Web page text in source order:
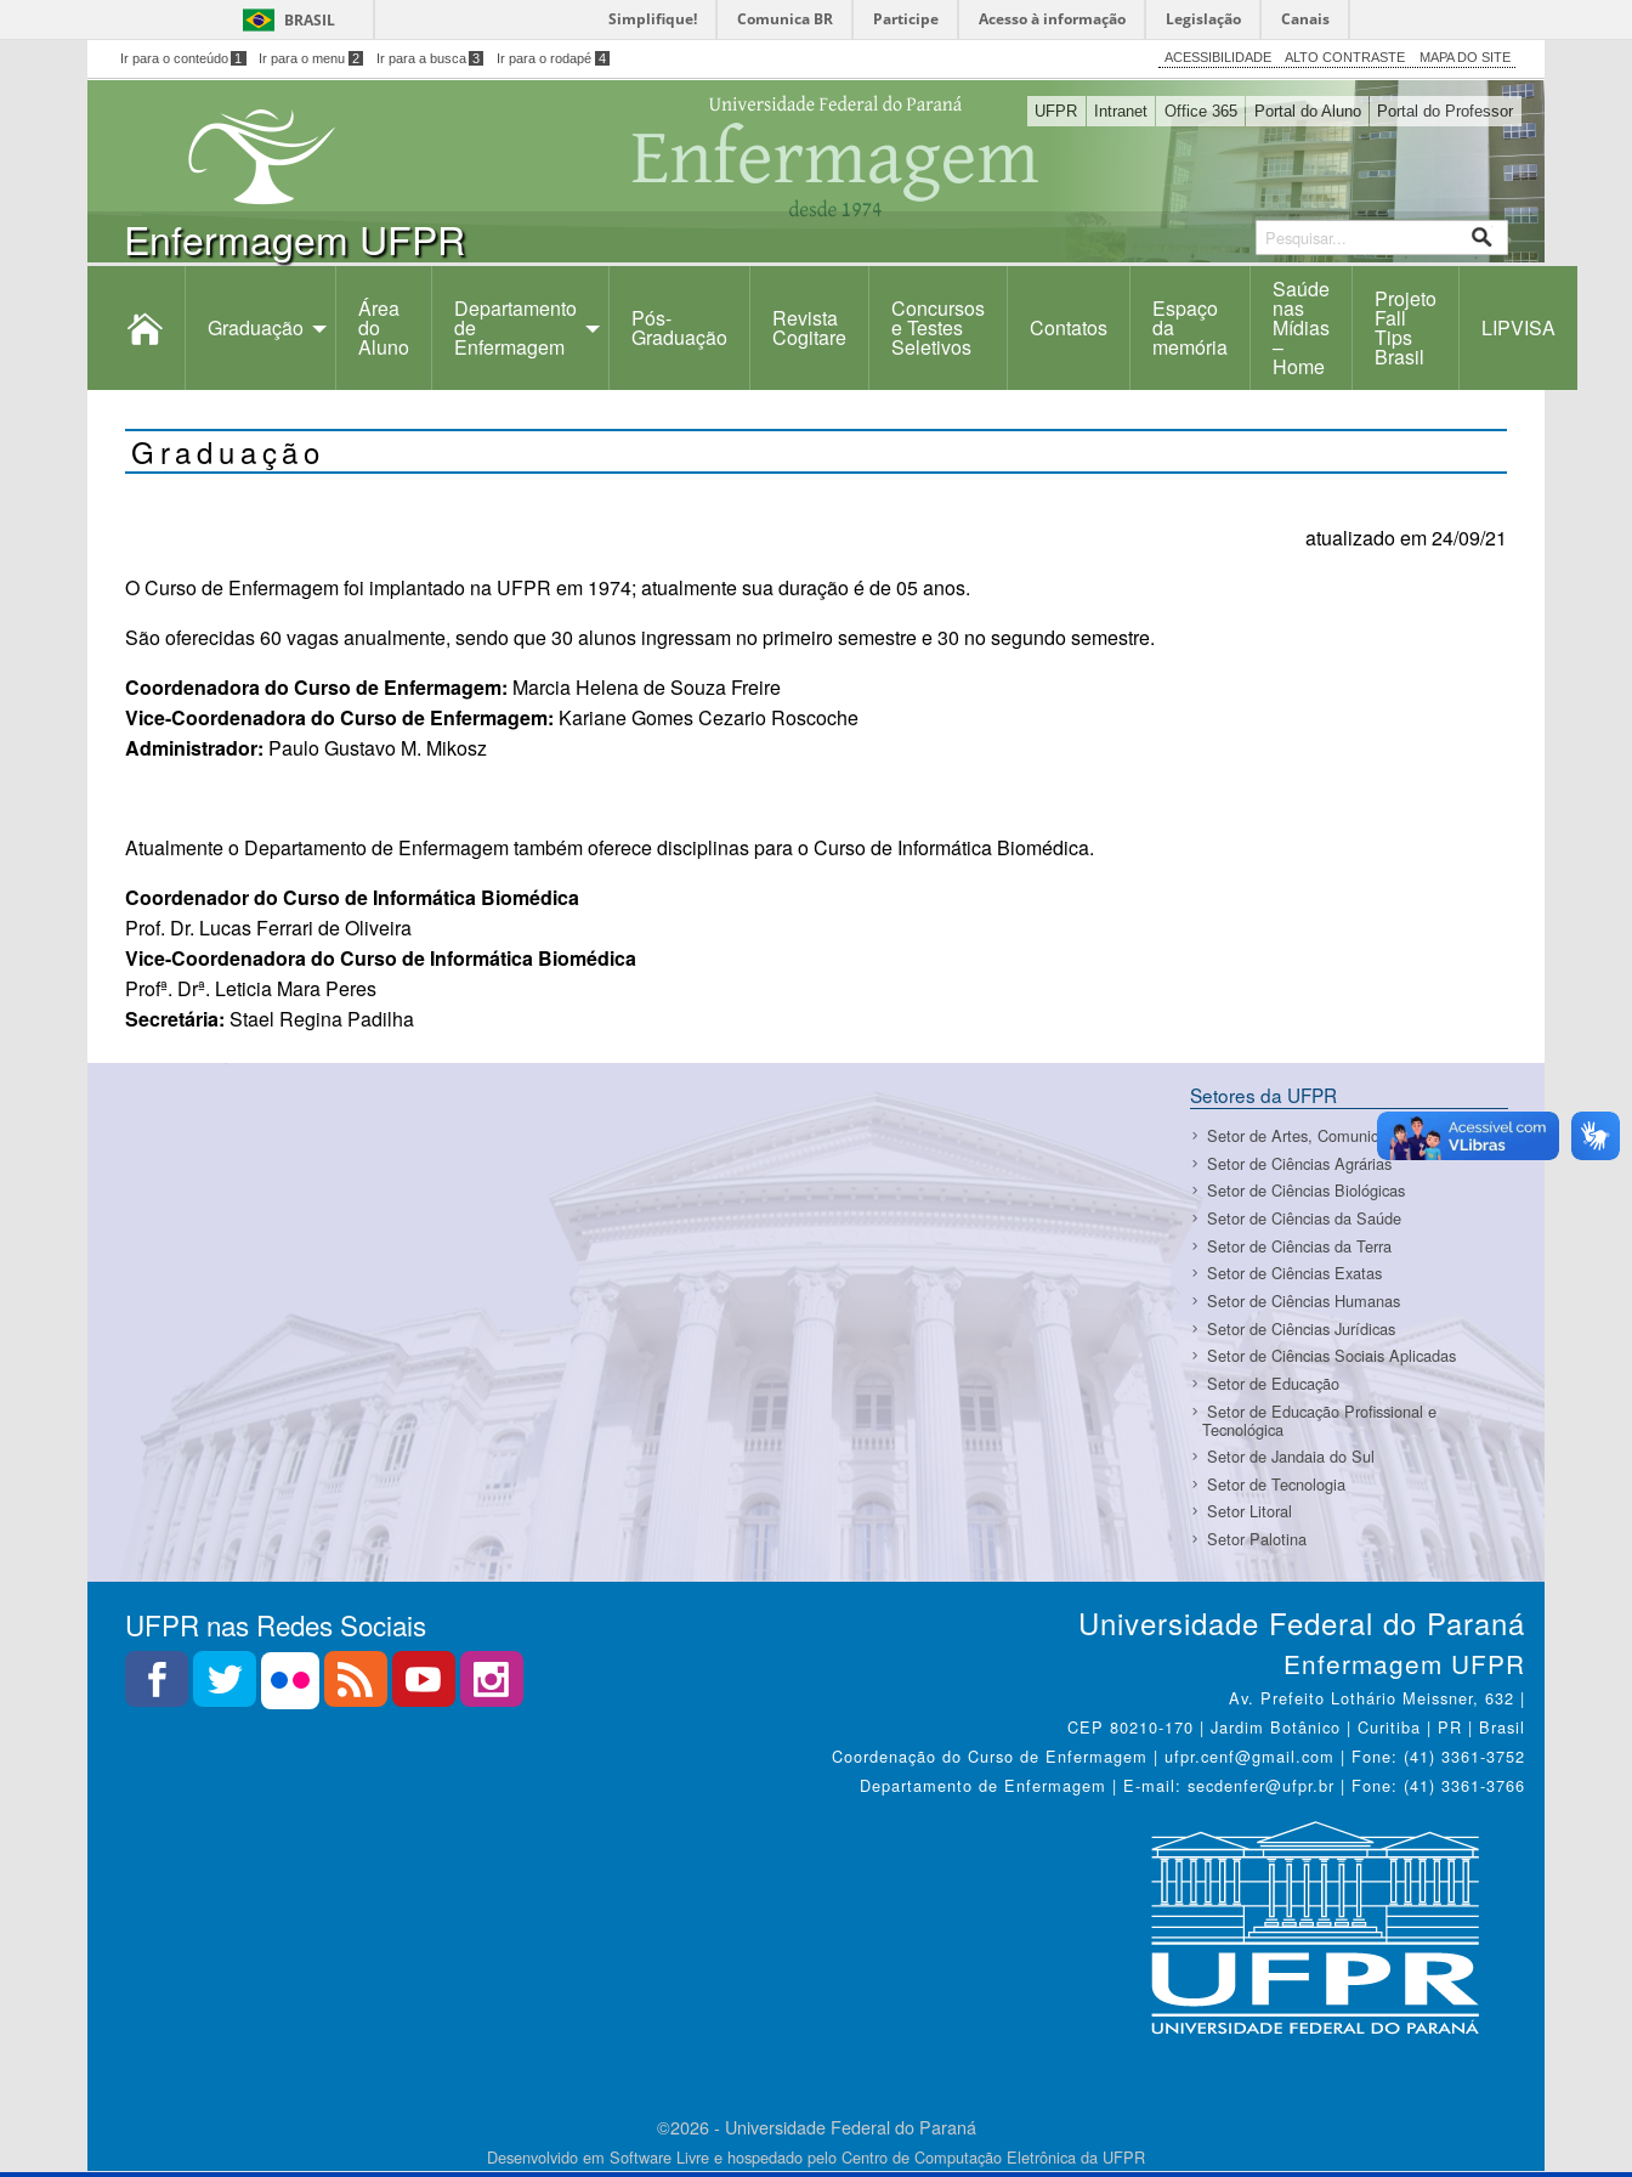
BRASIL Simplifique! Comunica BR Participe Acesso à informação Legislação Canais
Ir para o conteúdo 1 Ir para o menu 2 Ir para a busca 3 Ir para o rodapé 4 ACESSIBILIDADE ALTO CONTRASTE MAPA DO SITE
UFPR Intranet Office 365 Portal do Aluno Portal do Professor
Enfermagem UFPR
Graduação
Área
do
Aluno
Departamento
de
Enfermagem
Pós-
Graduação
Revista
Cogitare
Concursos
e Testes
Seletivos
Contatos
Espaço
da
memória
Saúde
nas
Mídias
–
Home
Projeto
Fall
Tips
Brasil
LIPVISA
Graduação
atualizado em 24/09/21
O Curso de Enfermagem foi implantado na UFPR em 1974; atualmente sua duração é de 05 anos.
São oferecidas 60 vagas anualmente, sendo que 30 alunos ingressam no primeiro semestre e 30 no segundo semestre.
Coordenadora do Curso de Enfermagem: Marcia Helena de Souza Freire
Vice-Coordenadora do Curso de Enfermagem: Kariane Gomes Cezario Roscoche
Administrador: Paulo Gustavo M. Mikosz
Atualmente o Departamento de Enfermagem também oferece disciplinas para o Curso de Informática Biomédica.
Coordenador do Curso de Informática Biomédica
Prof. Dr. Lucas Ferrari de Oliveira
Vice-Coordenadora do Curso de Informática Biomédica
Profª. Drª. Leticia Mara Peres
Secretária: Stael Regina Padilha
Setores da UFPR
Setor de Artes, Comunicação e Design
Setor de Ciências Agrárias
Setor de Ciências Biológicas
Setor de Ciências da Saúde
Setor de Ciências da Terra
Setor de Ciências Exatas
Setor de Ciências Humanas
Setor de Ciências Jurídicas
Setor de Ciências Sociais Aplicadas
Setor de Educação
Setor de Educação Profissional e
Tecnológica
Setor de Jandaia do Sul
Setor de Tecnologia
Setor Litoral
Setor Palotina
UFPR nas Redes Sociais Universidade Federal do Paraná
Enfermagem UFPR
Av. Prefeito Lothário Meissner, 632 |
CEP 80210-170 | Jardim Botânico | Curitiba | PR | Brasil
Coordenação do Curso de Enfermagem | ufpr.cenf@gmail.com | Fone: (41) 3361-3752
Departamento de Enfermagem | E-mail: secdenfer@ufpr.br | Fone: (41) 3361-3766
©2026 - Universidade Federal do Paraná
Desenvolvido em Software Livre e hospedado pelo Centro de Computação Eletrônica da UFPR